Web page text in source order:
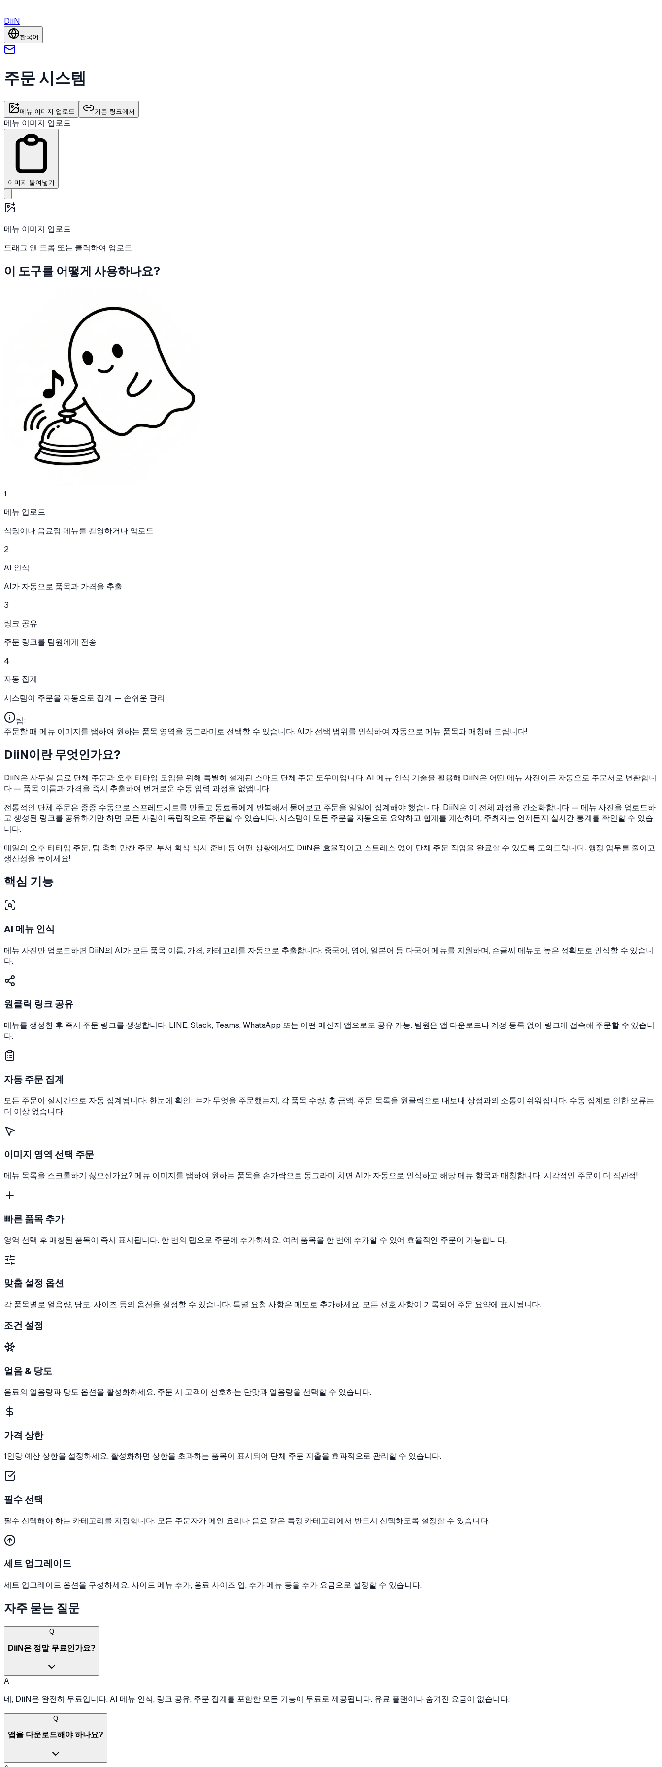
DiiN
한국어
주문 시스템
메뉴 이미지 업로드 기존 링크에서
메뉴 이미지 업로드
이미지 붙여넣기
메뉴 이미지 업로드
드래그 앤 드롭 또는 클릭하여 업로드
이 도구를 어떻게 사용하나요?
1
메뉴 업로드
식당이나 음료점 메뉴를 촬영하거나 업로드
2
AI 인식
AI가 자동으로 품목과 가격을 추출
3
링크 공유
주문 링크를 팀원에게 전송
4
자동 집계
시스템이 주문을 자동으로 집계 — 손쉬운 관리
팁:
주문할 때 메뉴 이미지를 탭하여 원하는 품목 영역을 동그라미로 선택할 수 있습니다. AI가 선택 범위를 인식하여 자동으로 메뉴 품목과 매칭해 드립니다!
DiiN이란 무엇인가요?
DiiN은 사무실 음료 단체 주문과 오후 티타임 모임을 위해 특별히 설계된 스마트 단체 주문 도우미입니다. AI 메뉴 인식 기술을 활용해 DiiN은 어떤 메뉴 사진이든 자동으로 주문서로 변환합니
다 — 품목 이름과 가격을 즉시 추출하여 번거로운 수동 입력 과정을 없앱니다.
전통적인 단체 주문은 종종 수동으로 스프레드시트를 만들고 동료들에게 반복해서 물어보고 주문을 일일이 집계해야 했습니다. DiiN은 이 전체 과정을 간소화합니다 — 메뉴 사진을 업로드하
고 생성된 링크를 공유하기만 하면 모든 사람이 독립적으로 주문할 수 있습니다. 시스템이 모든 주문을 자동으로 요약하고 합계를 계산하며, 주최자는 언제든지 실시간 통계를 확인할 수 있습
니다.
매일의 오후 티타임 주문, 팀 축하 만찬 주문, 부서 회식 식사 준비 등 어떤 상황에서도 DiiN은 효율적이고 스트레스 없이 단체 주문 작업을 완료할 수 있도록 도와드립니다. 행정 업무를 줄이고
생산성을 높이세요!
핵심 기능
AI 메뉴 인식
메뉴 사진만 업로드하면 DiiN의 AI가 모든 품목 이름, 가격, 카테고리를 자동으로 추출합니다. 중국어, 영어, 일본어 등 다국어 메뉴를 지원하며, 손글씨 메뉴도 높은 정확도로 인식할 수 있습니
다.
원클릭 링크 공유
메뉴를 생성한 후 즉시 주문 링크를 생성합니다. LINE, Slack, Teams, WhatsApp 또는 어떤 메신저 앱으로도 공유 가능. 팀원은 앱 다운로드나 계정 등록 없이 링크에 접속해 주문할 수 있습니
다.
자동 주문 집계
모든 주문이 실시간으로 자동 집계됩니다. 한눈에 확인: 누가 무엇을 주문했는지, 각 품목 수량, 총 금액. 주문 목록을 원클릭으로 내보내 상점과의 소통이 쉬워집니다. 수동 집계로 인한 오류는
더 이상 없습니다.
이미지 영역 선택 주문
메뉴 목록을 스크롤하기 싫으신가요? 메뉴 이미지를 탭하여 원하는 품목을 손가락으로 동그라미 치면 AI가 자동으로 인식하고 해당 메뉴 항목과 매칭합니다. 시각적인 주문이 더 직관적!
빠른 품목 추가
영역 선택 후 매칭된 품목이 즉시 표시됩니다. 한 번의 탭으로 주문에 추가하세요. 여러 품목을 한 번에 추가할 수 있어 효율적인 주문이 가능합니다.
맞춤 설정 옵션
각 품목별로 얼음량, 당도, 사이즈 등의 옵션을 설정할 수 있습니다. 특별 요청 사항은 메모로 추가하세요. 모든 선호 사항이 기록되어 주문 요약에 표시됩니다.
조건 설정
얼음 & 당도
음료의 얼음량과 당도 옵션을 활성화하세요. 주문 시 고객이 선호하는 단맛과 얼음량을 선택할 수 있습니다.
가격 상한
1인당 예산 상한을 설정하세요. 활성화하면 상한을 초과하는 품목이 표시되어 단체 주문 지출을 효과적으로 관리할 수 있습니다.
필수 선택
필수 선택해야 하는 카테고리를 지정합니다. 모든 주문자가 메인 요리나 음료 같은 특정 카테고리에서 반드시 선택하도록 설정할 수 있습니다.
세트 업그레이드
세트 업그레이드 옵션을 구성하세요. 사이드 메뉴 추가, 음료 사이즈 업, 추가 메뉴 등을 추가 요금으로 설정할 수 있습니다.
자주 묻는 질문
Q
DiiN은 정말 무료인가요?
A
네, DiiN은 완전히 무료입니다. AI 메뉴 인식, 링크 공유, 주문 집계를 포함한 모든 기능이 무료로 제공됩니다. 유료 플랜이나 숨겨진 요금이 없습니다.
Q
앱을 다운로드해야 하나요?